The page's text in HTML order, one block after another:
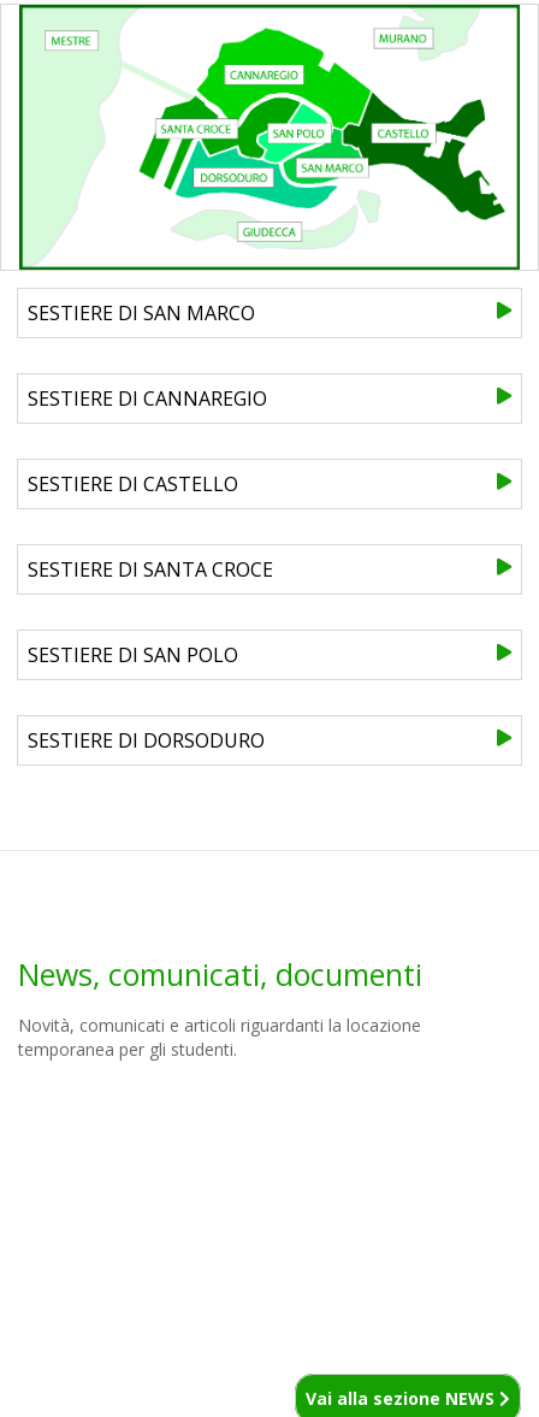
SESTIERE DI SAN MARCO
SESTIERE DI CANNAREGIO
SESTIERE DI CASTELLO
SESTIERE DI SANTA CROCE
SESTIERE DI SAN POLO
SESTIERE DI DORSODURO
News, comunicati, documenti
Novità, comunicati e articoli riguardanti la locazione
temporanea per gli studenti.
Vai alla sezione NEWS